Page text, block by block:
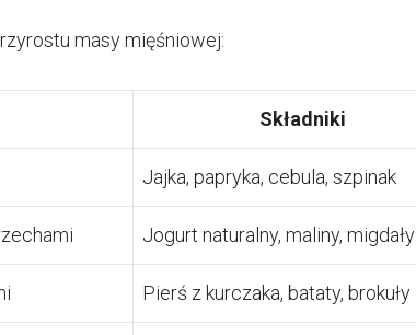
masy mięśniowej:
Składniki
Jajka, papryka, cebula, szpinak
Jogurt naturalny, maliny, migdały
Pierś z kurczaka, bataty, brokuły